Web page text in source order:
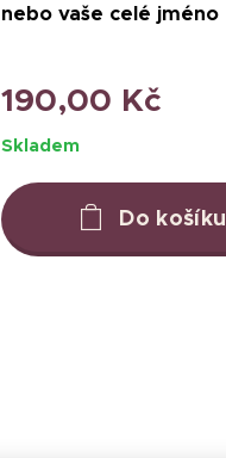
nebo vaše celé jméno
190,00 Kč
Skladem
Do košíku